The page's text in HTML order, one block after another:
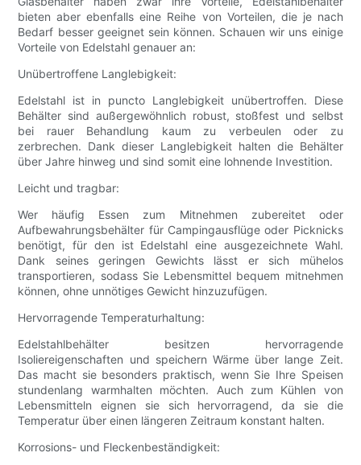
bieten aber ebenfalls eine Reihe von Vorteilen, die je nach
Bedarf besser geeignet sein können. Schauen wir uns einige
Vorteile von Edelstahl genauer an:
Unübertroffene Langlebigkeit:
Edelstahl ist in puncto Langlebigkeit unübertroffen. Diese
Behälter sind außergewöhnlich robust, stoßfest und selbst
bei rauer Behandlung kaum zu verbeulen oder zu
zerbrechen. Dank dieser Langlebigkeit halten die Behälter
über Jahre hinweg und sind somit eine lohnende Investition.
Leicht und tragbar:
Wer häufig Essen zum Mitnehmen zubereitet oder
Aufbewahrungsbehälter für Campingausflüge oder Picknicks
benötigt, für den ist Edelstahl eine ausgezeichnete Wahl.
Dank seines geringen Gewichts lässt er sich mühelos
transportieren, sodass Sie Lebensmittel bequem mitnehmen
können, ohne unnötiges Gewicht hinzuzufügen.
Hervorragende Temperaturhaltung:
Edelstahlbehälter besitzen hervorragende
Isoliereigenschaften und speichern Wärme über lange Zeit.
Das macht sie besonders praktisch, wenn Sie Ihre Speisen
stundenlang warmhalten möchten. Auch zum Kühlen von
Lebensmitteln eignen sie sich hervorragend, da sie die
Temperatur über einen längeren Zeitraum konstant halten.
Korrosions- und Fleckenbeständigkeit: